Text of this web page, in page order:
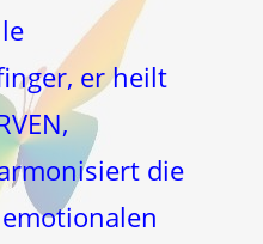
er heilt
die
emotionalen